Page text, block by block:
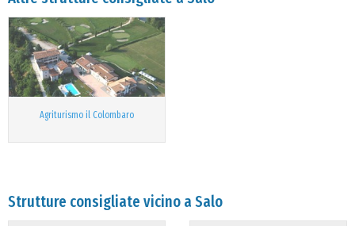
Agriturismo il Colombaro
Strutture consigliate vicino a Salo